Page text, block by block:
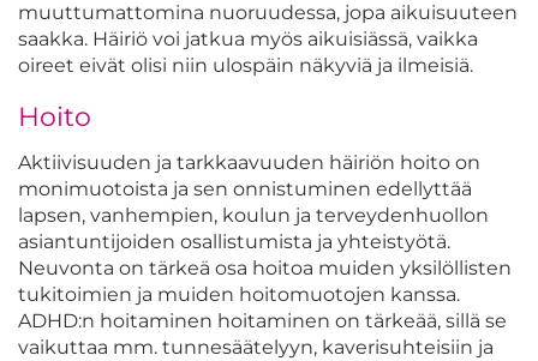
muuttumattomina nuoruudessa, jopa aikuisuuteen
saakka. Häiriö voi jatkua myös aikuisiässä, vaikka
oireet eivät olisi niin ulospäin näkyviä ja ilmeisiä.
Hoito
Aktiivisuuden ja tarkkaavuuden häiriön hoito on
monimuotoista ja sen onnistuminen edellyttää
lapsen, vanhempien, koulun ja terveydenhuollon
asiantuntijoiden osallistumista ja yhteistyötä.
Neuvonta on tärkeä osa hoitoa muiden yksilöllisten
tukitoimien ja muiden hoitomuotojen kanssa.
ADHD:n hoitaminen hoitaminen on tärkeää, sillä se
vaikuttaa mm. tunnesäätelyyn, kaverisuhteisiin ja